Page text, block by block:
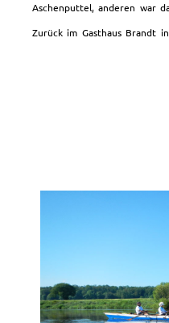
Aschenputtel, anderen war
Zurück im Gasthaus Brandt